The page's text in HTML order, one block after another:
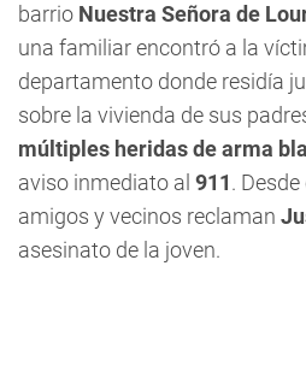
barrio Nuestra Señora de
una familiar encontró a la
departamento donde residía
sobre la vivienda de sus
múltiples heridas de arma
aviso inmediato al 911.
amigos y vecinos reclaman
asesinato de la joven.